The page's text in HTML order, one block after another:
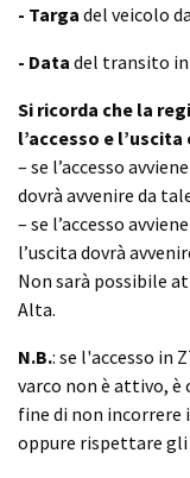
- Targa del veicolo
- Data del transito in
Si ricorda che la
l’accesso e
– se l’accesso
dovrà avvenire da
– se l’accesso
l’uscita dovrà
Non sarà possibile
Alta.
N.B.: se l'accesso in
varco non è attivo,
fine di non incorrere
oppure rispettare gli